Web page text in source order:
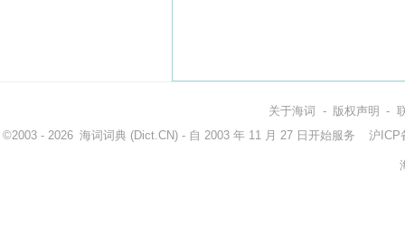
关于海词 - 版权声明 -
©2003 - 2026 海词词典 (Dict.CN) - 自 2003 年 11 月 27 日开始服务 沪ICP